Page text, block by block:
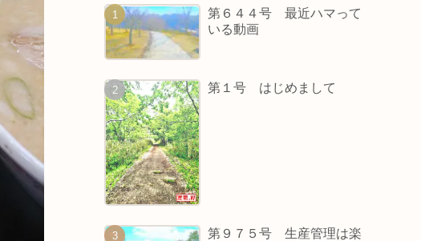
第６４４号 最近ハマって
いる動画
第１号 はじめまして
第９７５号 生産管理は楽